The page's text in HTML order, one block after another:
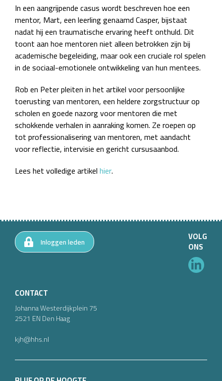
In een aangrijpende casus wordt beschreven hoe een
mentor, Mart, een leerling genaamd Casper, bijstaat
nadat hij een traumatische ervaring heeft onthuld. Dit
toont aan hoe mentoren niet alleen betrokken zijn bij
academische begeleiding, maar ook een cruciale rol spelen
in de sociaal-emotionele ontwikkeling van hun mentees.
Rob en Peter pleiten in het artikel voor persoonlijke
toerusting van mentoren, een heldere zorgstructuur op
scholen en goede nazorg voor mentoren die met
schokkende verhalen in aanraking komen. Ze roepen op
tot professionalisering van mentoren, met aandacht
voor reflectie, intervisie en gericht cursusaanbod.
Lees het volledige artikelhier.
CONTACT
Johanna Westerdijkplein75
2521 ENDen Haag
kjh@hhs.nl
Inloggen leden VOLG
ONS